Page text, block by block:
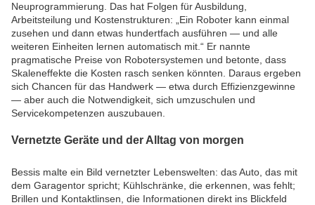
Neuprogrammierung. Das hat Folgen für Ausbildung,
Arbeitsteilung und Kostenstrukturen: „Ein Roboter kann einmal
zusehen und dann etwas hundertfach ausführen — und alle
weiteren Einheiten lernen automatisch mit.“ Er nannte
pragmatische Preise von Robotersystemen und betonte, dass
Skaleneffekte die Kosten rasch senken könnten. Daraus ergeben
sich Chancen für das Handwerk — etwa durch Effizienzgewinne
— aber auch die Notwendigkeit, sich umzuschulen und
Servicekompetenzen auszubauen.
Vernetzte Geräte und der Alltag von morgen
Bessis malte ein Bild vernetzter Lebenswelten: das Auto, das mit
dem Garagentor spricht; Kühlschränke, die erkennen, was fehlt;
Brillen und Kontaktlinsen, die Informationen direkt ins Blickfeld